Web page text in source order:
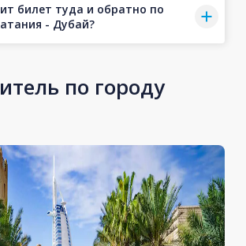
билет туда и обратно по
- Дубай?
по городу